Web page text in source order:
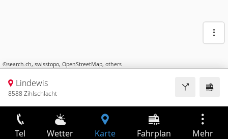
©search.ch, swisstopo, OpenStreetMap, others
Lindewis
8588 Zihlschlacht
Tel Wetter Karte Fahrplan Mehr